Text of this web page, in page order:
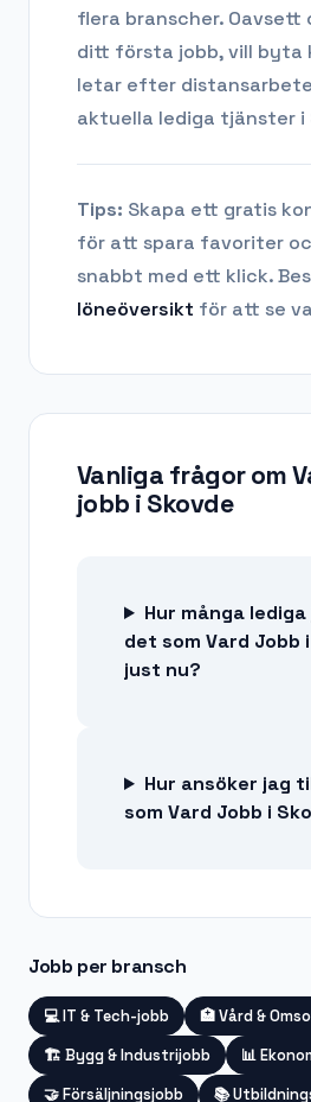
flera branscher. Oavsett
ditt första jobb, vill byta
letar efter
aktuella lediga tjänster i
Tips: Skapa ett gratis
för att spara favoriter
snabbt med ett klick.
löneöversikt för att se
Vanliga frågor om
jobb i Skovde
Hur många
det som Vard Jobb
just nu?
Hur ansöker jag
som Vard Jobb i
Jobb per bransch
💻IT & Tech-jobb 🏥Vård &
🏗️ Bygg & Industrijobb 📊
🤝Försäljningsjobb 📚